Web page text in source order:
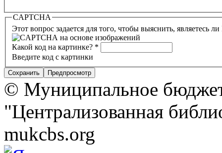
CAPTCHA
Этот вопрос задается для того, чтобы выяснить, являетесь
Какой код на картинке? *
Введите код с картинки
© Муниципальное
"Централизованная
mukcbs.org